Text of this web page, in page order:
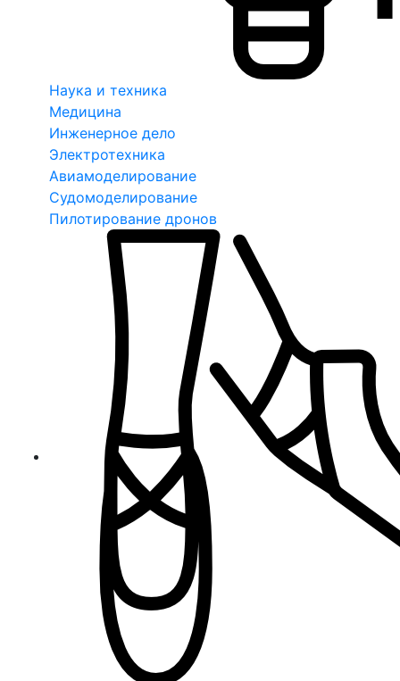
Наука и техника
Медицина
Инженерное дело
Электротехника
Авиамоделирование
Судомоделирование
Пилотирование дронов